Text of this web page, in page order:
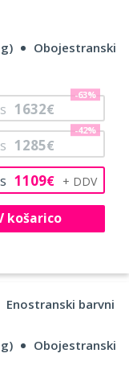
Obojestranski
1109€
1285€
-42%
1632€
-63%
košarico
Enostranski barvni
Obojestranski